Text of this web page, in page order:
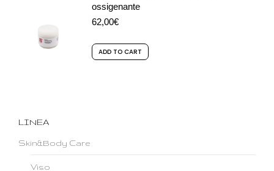
ossigenante
62,00€
ADD TO CART
LINEA
Skin&Body Care
Viso